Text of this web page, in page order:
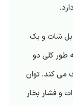
یک گروپ دبل شات و یک
طور کلی دو
می کند. توان
و فشار بخار